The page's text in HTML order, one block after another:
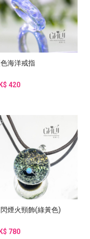
海洋戒指
420
煙火頸飾(綠黃色)
780